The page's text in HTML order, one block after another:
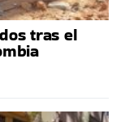
tras el